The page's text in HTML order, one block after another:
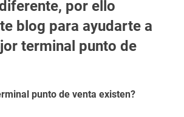
por ello
blog para ayudarte a
terminal punto de
punto de venta existen?